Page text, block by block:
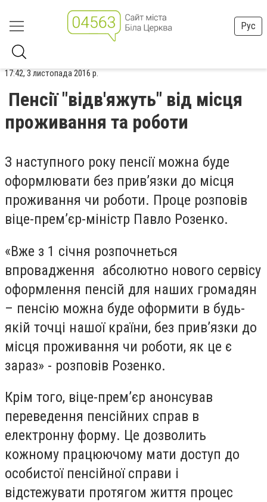
Рус
17:42, 3 листопада 2016 р.
Пенсії "відв'яжуть" від місця
проживання та роботи
З наступного року пенсії можна буде
оформлювати без прив’язки до місця
проживання чи роботи. Проце розповів
віце-прем’єр-міністр Павло Розенко.
«Вже з 1 січня розпочнеться
впровадження абсолютно нового сервісу
оформлення пенсій для наших громадян
– пенсію можна буде оформити в будь-
якій точці нашої країни, без прив’язки до
місця проживання чи роботи, як це є
зараз» - розповів Розенко.
Крім того, віце-прем’єр анонсував
переведення пенсійних справ в
електронну форму. Це дозволить
кожному працюючому мати доступ до
особистої пенсійної справи і
відстежувати протягом життя процес